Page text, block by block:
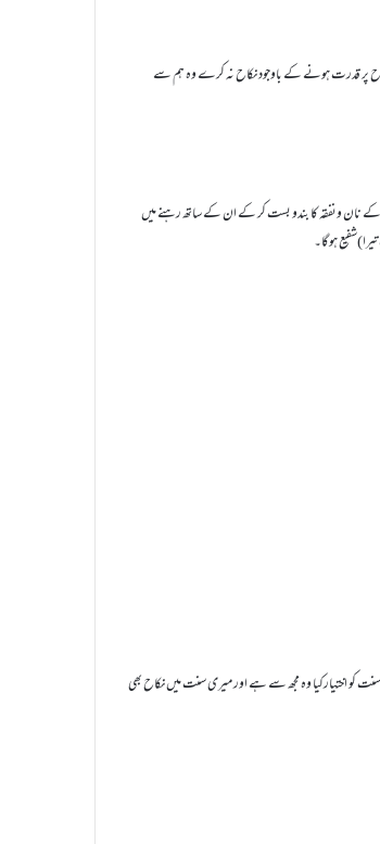
نکاح پر قدرت ہونے کے باوجود نکاح نہ کرے وہ ہم سے
کے نان ونفقہ کا بندو بست کر کے ان کے ساتھ رہنے میں
ہوگا۔
سنت کو اختیارکیا وہ مجھ سے ہے اور میری سنت میں نکاح بھی